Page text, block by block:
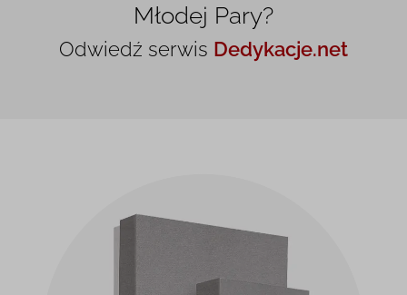
Młodej Pary?
Odwiedź serwis Dedykacje.net